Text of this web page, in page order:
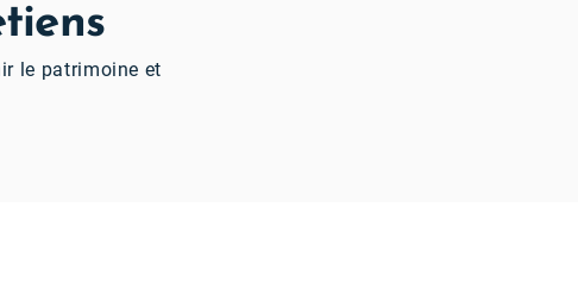
le patrimoine et